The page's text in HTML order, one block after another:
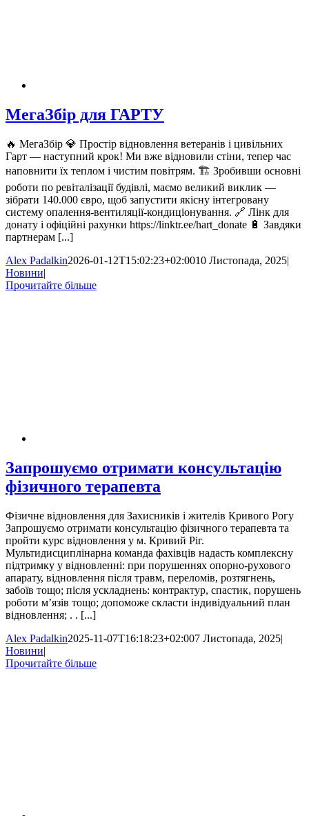
МегаЗбір для ГАРТУ
🔥 МегаЗбір 💎 Простір відновлення ветеранів і цивільних
Гарт — наступний крок! Ми вже відновили стіни, тепер час
наповнити їх теплом і чистим повітрям. 🏗 Зробивши основні
роботи по ревіталізації будівлі, маємо великий виклик —
зібрати 140.000 євро, щоб запустити якісну інтегровану
систему опалення-вентиляції-кондиціонування. 🔗 Лінк для
донату і офіційні рахунки https://linktr.ee/hart_donate 🔋 Завдяки
партнерам [...]
Alex Padalkin2026-01-12T15:02:23+02:0010 Листопада, 2025|
Новини|
Прочитайте більше
Запрошуємо отримати консультацію
фізичного терапевта
Фізичне відновлення для Захисників і жителів Кривого Рогу
Запрошуємо отримати консультацію фізичного терапевта та
пройти курс відновлення у м. Кривий Ріг.
Мультидисциплінарна команда фахівців надасть комплексну
підтримку у відновленні: при порушеннях опорно-рухового
апарату, відновлення після травм, переломів, розтягнень,
забоїв тощо; після ускладнень: контрактур, спастик, порушень
роботи м’язів тощо; допоможе скласти індивідуальний план
відновлення; . . [...]
Alex Padalkin2025-11-07T16:18:23+02:007 Листопада, 2025|
Новини|
Прочитайте більше